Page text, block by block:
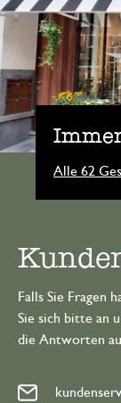
Alle 62
Falls Sie Fragen
Sie sich bitte an
die Antworten